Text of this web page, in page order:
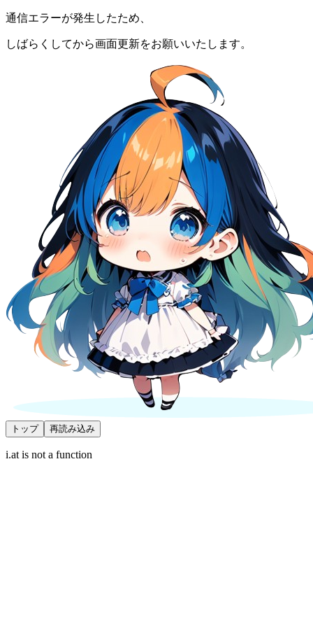
通信エラーが発生したため、
しばらくしてから画面更新をお願いいたします。
トップ 再読み込み
i.at is not a function